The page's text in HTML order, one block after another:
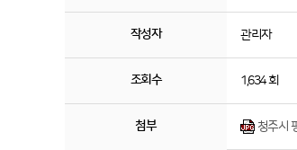
작성자 관리자
조회수 1,634 회
첨부 청주시